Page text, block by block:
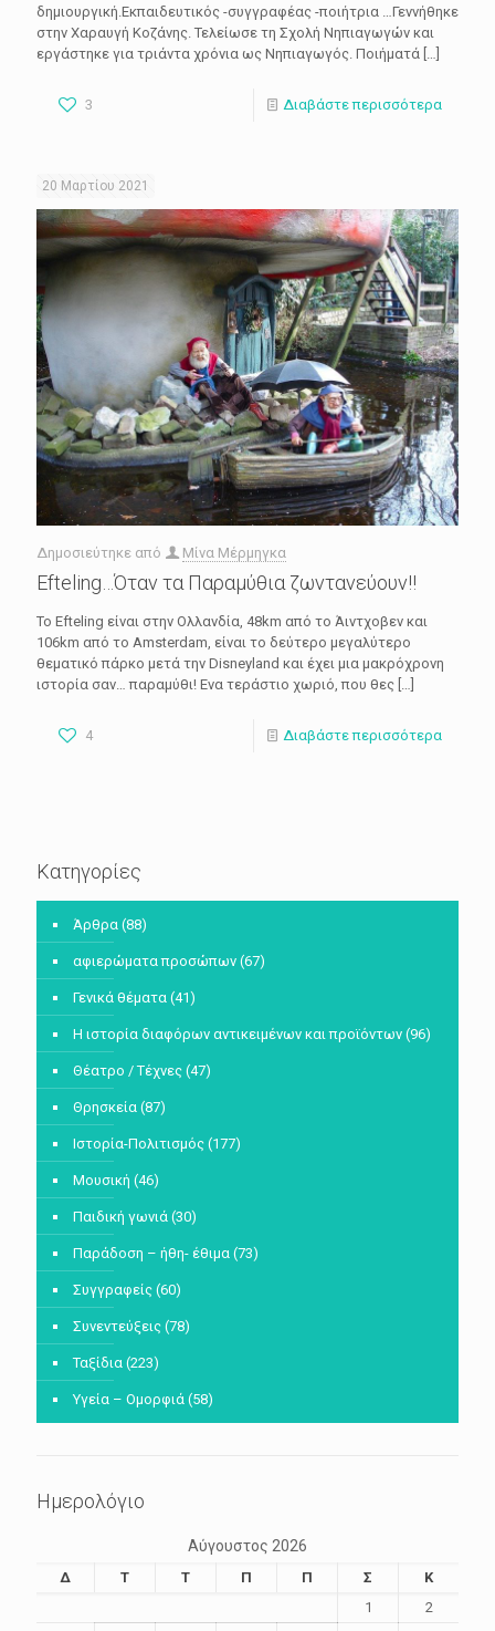
δημιουργική.Εκπαιδευτικός -συγγραφέας -ποιήτρια …Γεννήθηκε
στην Χαραυγή Κοζάνης. Τελείωσε τη Σχολή Νηπιαγωγών και
εργάστηκε για τριάντα χρόνια ως Νηπιαγωγός. Ποιήματά […]
3 Διαβάστε περισσότερα
20 Μαρτίου 2021
Δημοσιεύτηκε από Μίνα Μέρμηγκα
Efteling…Όταν τα Παραμύθια ζωντανεύουν!!
Το Efteling είναι στην Ολλανδία, 48km από το Άιντχοβεν και
106km από το Amsterdam, είναι το δεύτερο μεγαλύτερο
θεματικό πάρκο μετά την Disneyland και έχει μια μακρόχρονη
ιστορία σαν… παραμύθι! Ενα τεράστιο χωριό, που θες […]
4 Διαβάστε περισσότερα
Κατηγορίες
Άρθρα (88)
αφιερώματα προσώπων (67)
Γενικά θέματα (41)
Η ιστορία διαφόρων αντικειμένων και προϊόντων (96)
Θέατρο / Τέχνες (47)
Θρησκεία (87)
Ιστορία-Πολιτισμός (177)
Μουσική (46)
Παιδική γωνιά (30)
Παράδοση – ήθη- έθιμα (73)
Συγγραφείς (60)
Συνεντεύξεις (78)
Ταξίδια (223)
Υγεία – Ομορφιά (58)
Ημερολόγιο
Αύγουστος 2026
Δ Τ Τ Π Π Σ
Κ
1
2